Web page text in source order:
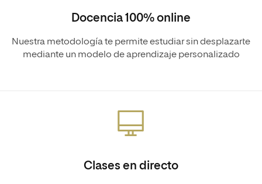
Docencia 100% online
Nuestra metodología te permite estudiar sin desplazarte
mediante un modelo de aprendizaje personalizado
Clases en directo